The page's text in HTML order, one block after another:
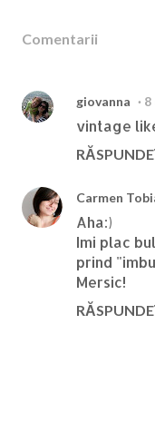
Comentarii
giovanna 8
vintage
Carmen
Aha:)
Imi plac
prind
Mersic!